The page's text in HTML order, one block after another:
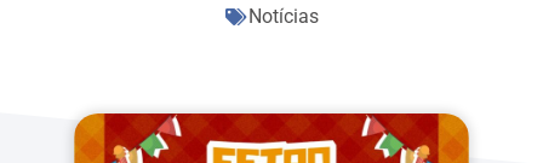
Notícias